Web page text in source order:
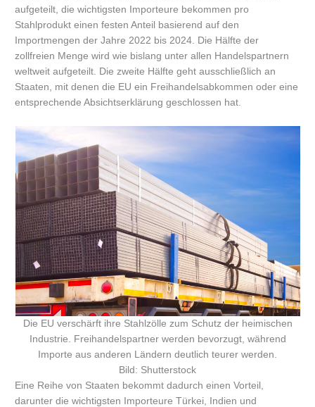
aufgeteilt, die wichtigsten Importeure bekommen pro
Stahlprodukt einen festen Anteil basierend auf den
Importmengen der Jahre 2022 bis 2024. Die Hälfte der
zollfreien Menge wird wie bislang unter allen Handelspartnern
weltweit aufgeteilt. Die zweite Hälfte geht ausschließlich an
Staaten, mit denen die EU ein Freihandelsabkommen oder eine
entsprechende Absichtserklärung geschlossen hat.
Die EU verschärft ihre Stahlzölle zum Schutz der heimischen
Industrie. Freihandelspartner werden bevorzugt, während
Importe aus anderen Ländern deutlich teurer werden.
Bild: Shutterstock
Eine Reihe von Staaten bekommt dadurch einen Vorteil,
darunter die wichtigsten Importeure Türkei, Indien und